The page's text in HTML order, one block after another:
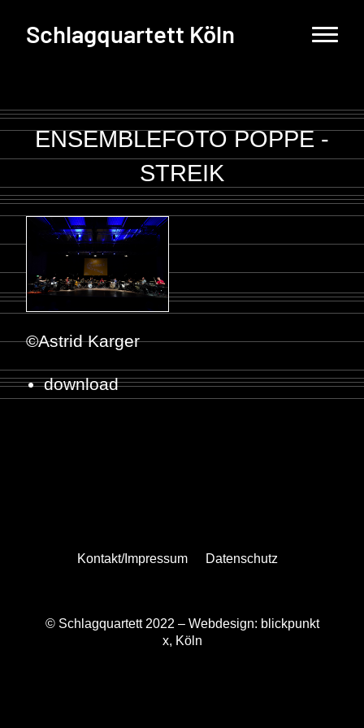
Schlagquartett Köln
ENSEMBLEFOTO POPPE -
STREIK
©Astrid Karger
download
Kontakt/Impressum Datenschutz
© Schlagquartett 2022 – Webdesign: blickpunkt
x, Köln